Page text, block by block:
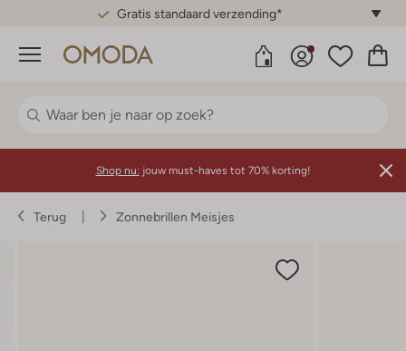
Gratis standaard verzending*
Menu
Shop nu: jouw must-haves tot 70% korting!
Terug Zonnebrillen Meisjes